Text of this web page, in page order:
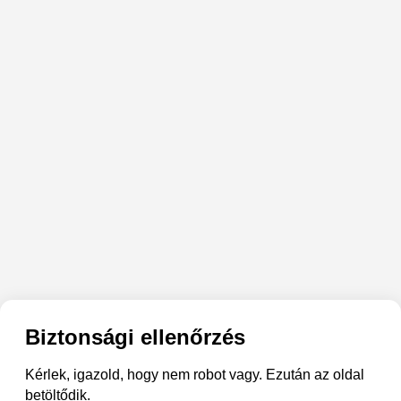
Biztonsági ellenőrzés
Kérlek, igazold, hogy nem robot vagy. Ezután az oldal
betöltődik.